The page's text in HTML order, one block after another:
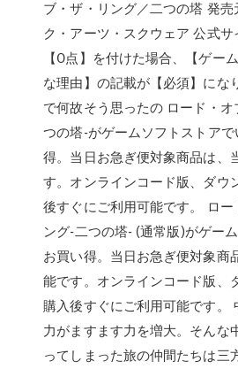
ブ・ザ・リング／二つの塔 発
ク・アーツ・スクウェア 公式
【0点】を付けた場合、【ゲー
な理由】の記載が【必須】にな
で何故そう思ったの ロード・
つの塔-がゲームソフトストア
得。当日お急ぎ便対象商品は、
す。オンラインコード版、ダウ
後すぐにご利用可能です。 ロー
ング-二つの塔- (通常版)がゲー
お買い得。当日お急ぎ便対象商
能です。オンラインコード版、
購入後すぐにご利用可能です。
力がますます力を増大。そんな
ってしまった旅の仲間たちは三